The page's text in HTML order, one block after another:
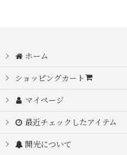
ホーム
ショッピングカート
マイページ
最近チェックしたアイテム
開光について